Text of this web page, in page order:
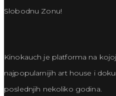
Slobodnu Zonu!
Kinokauch je platforma na
najpopularnijih art house i
poslednjih nekoliko godina.